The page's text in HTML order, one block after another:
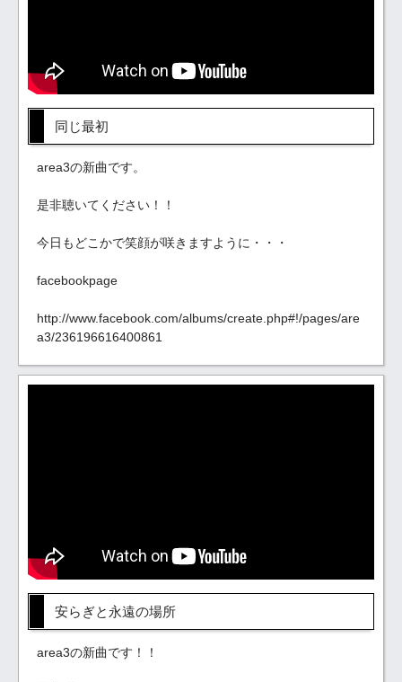
同じ最初
area3の新曲です。
是非聴いてください！！
今日もどこかで笑顔が咲きますように・・・
facebookpage
http://www.facebook.com/albums/create.php#!/pages/are
a3/236196616400861
安らぎと永遠の場所
area3の新曲です！！